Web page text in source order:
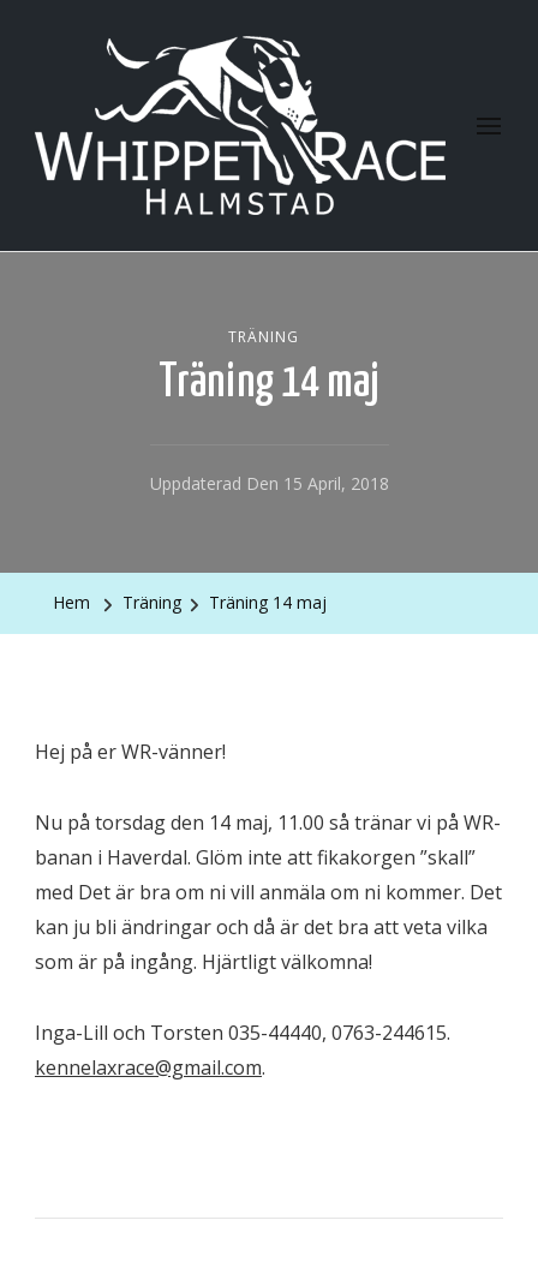
Halmstad Whippet Race
TRÄNING
Träning 14 maj
Uppdaterad Den 15 April, 2018
Hem Träning Träning 14 maj
Hej på er WR-vänner!
Nu på torsdag den 14 maj, 11.00 så tränar vi på WR-
banan i Haverdal. Glöm inte att fikakorgen ”skall”
med Det är bra om ni vill anmäla om ni kommer. Det
kan ju bli ändringar och då är det bra att veta vilka
som är på ingång. Hjärtligt välkomna!
Inga-Lill och Torsten 035-44440, 0763-244615.
kennelaxrace@gmail.com.